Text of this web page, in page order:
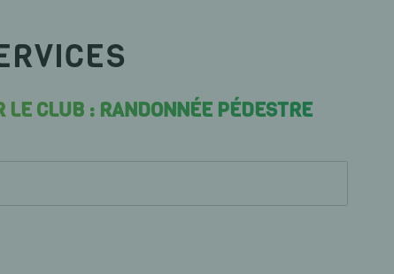
CLUB : RANDONNÉE PÉDESTRE